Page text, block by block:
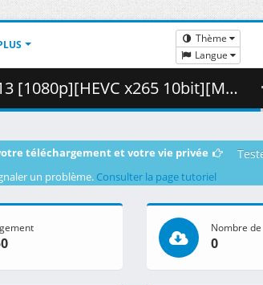
Thème
Langue
Subs].mkv.002 ( 263.31 MB )
téléchargement et votre vie privée
un problème. Consulter la page tutoriel
Nombre
0